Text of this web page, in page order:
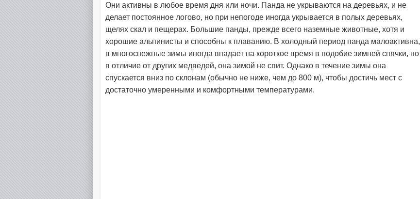
Они активны в любое время дня или ночи. Панда не укрываются на деревьях, и не
делает постоянное логово, но при непогоде иногда укрывается в полых деревьях,
щелях скал и пещерах. Большие панды, прежде всего наземные животные, хотя и
хорошие альпинисты и способны к плаванию. В холодный период панда малоактивна,
в многоснежные зимы иногда впадает на короткое время в подобие зимней спячки, но
в отличие от других медведей, она зимой не спит. Однако в течение зимы она
спускается вниз по склонам (обычно не ниже, чем до 800 м), чтобы достичь мест с
достаточно умеренными и комфортными температурами.